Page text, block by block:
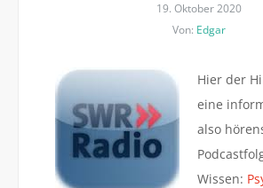
19. Oktober 2020
Von: Edgar
Hier der
eine
also
Wissen: